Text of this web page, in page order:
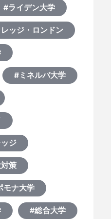
#ライデン大学
ッジ・ロンドン
#ミネルバ大学
ジ
策
モナ大学
#総合大学